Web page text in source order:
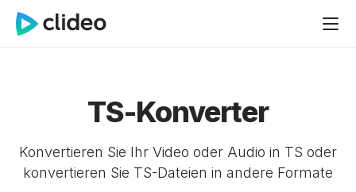
TS-Konverter
Konvertieren Sie Ihr Video oder Audio in TS oder
konvertieren Sie TS-Dateien in andere Formate